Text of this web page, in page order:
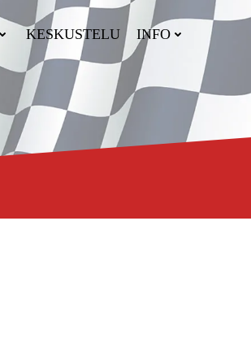
KESKUSTELU INFO